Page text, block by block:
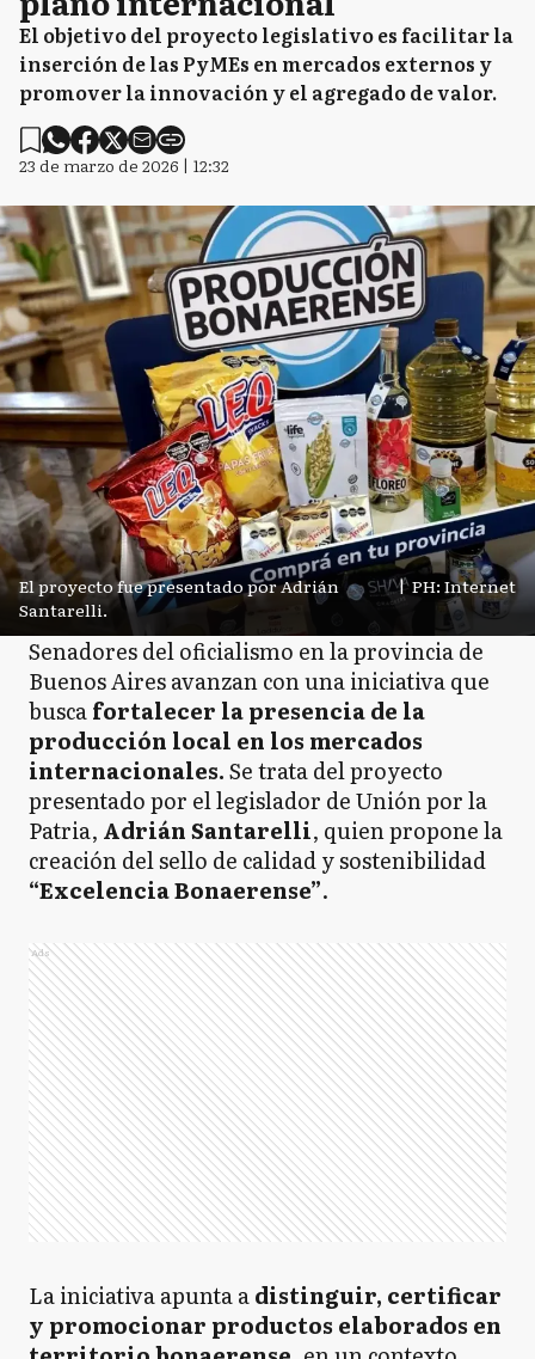
El objetivo del proyecto legislativo es facilitar la
inserción de las PyMEs en mercados externos y
promover la innovación y el agregado de valor.
23 de marzo de 2026 | 12:32
El proyecto fue presentado por Adrián
Santarelli.
| PH: Internet
Senadores del oficialismo en la provincia de
Buenos Aires avanzan con una iniciativa que
buscafortalecer la presencia de la
producción local en los mercados
internacionales.Se trata del proyecto
presentado por el legislador de Unión por la
Patria, Adrián Santarelli, quien propone la
creación del sello de calidad y sostenibilidad
“Excelencia Bonaerense”.
Ads
La iniciativa apunta adistinguir, certificar
y promocionar productos elaborados en